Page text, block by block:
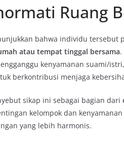
Ruang
bahwa individu tersebut
atau tempat tinggal bersama
kenyamanan suami/
berkontribusi menjaga
sikap ini sebagai bagian dari
kelompok dan
yang lebih harmonis.